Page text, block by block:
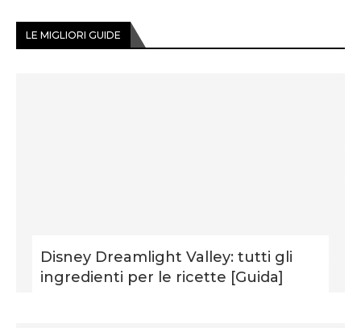
LE MIGLIORI GUIDE
Disney Dreamlight Valley: tutti gli
ingredienti per le ricette [Guida]